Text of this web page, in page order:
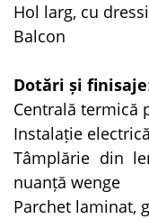
Hol larg, cu
Balcon
Dotări și finisaje
Centrală termică
Instalație
Tâmplărie din
nuanță wenge
Parchet laminat,